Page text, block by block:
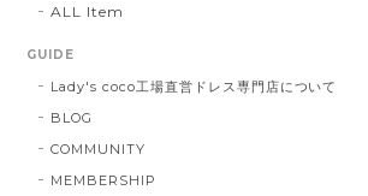
ALL Item
GUIDE
Lady's coco工場直営ドレス専門店について
BLOG
COMMUNITY
MEMBERSHIP